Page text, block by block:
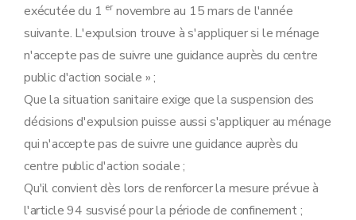
exécutée du 1 er novembre au 15 mars de l'année
suivante. L'expulsion trouve à s'appliquer si le ménage
n'accepte pas de suivre une guidance auprès du centre
public d'action sociale » ;
Que la situation sanitaire exige que la suspension des
décisions d'expulsion puisse aussi s'appliquer au ménage
qui n'accepte pas de suivre une guidance auprès du
centre public d'action sociale ;
Qu'il convient dès lors de renforcer la mesure prévue à
l'article 94 susvisé pour la période de confinement ;